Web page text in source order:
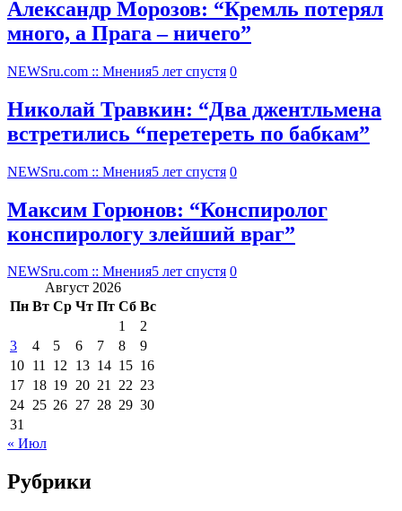
Александр Морозов: “Кремль потерял
много, а Прага – ничего”
NEWSru.com :: Мнения5 лет спустя 0
Николай Травкин: “Два джентльмена
встретились “перетереть по бабкам”
NEWSru.com :: Мнения5 лет спустя 0
Максим Горюнов: “Конспиролог
конспирологу злейший враг”
NEWSru.com :: Мнения5 лет спустя 0
Август 2026
Пн Вт Ср Чт Пт Сб Вс
1
2
3
4 5 6 7 8
9
10 11 12 13 14 15 16
17 18 19 20 21 22 23
24 25 26 27 28 29 30
31
« Июл
Рубрики